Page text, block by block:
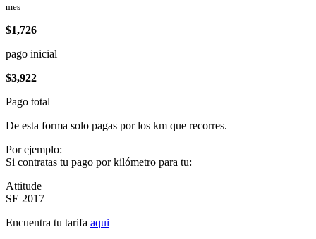
mes
$1,726
pago inicial
$3,922
Pago total
De esta forma solo pagas por los km que recorres.
Por ejemplo:
Si contratas tu pago por kilómetro para tu:
Attitude
SE 2017
Encuentra tu tarifa aqui